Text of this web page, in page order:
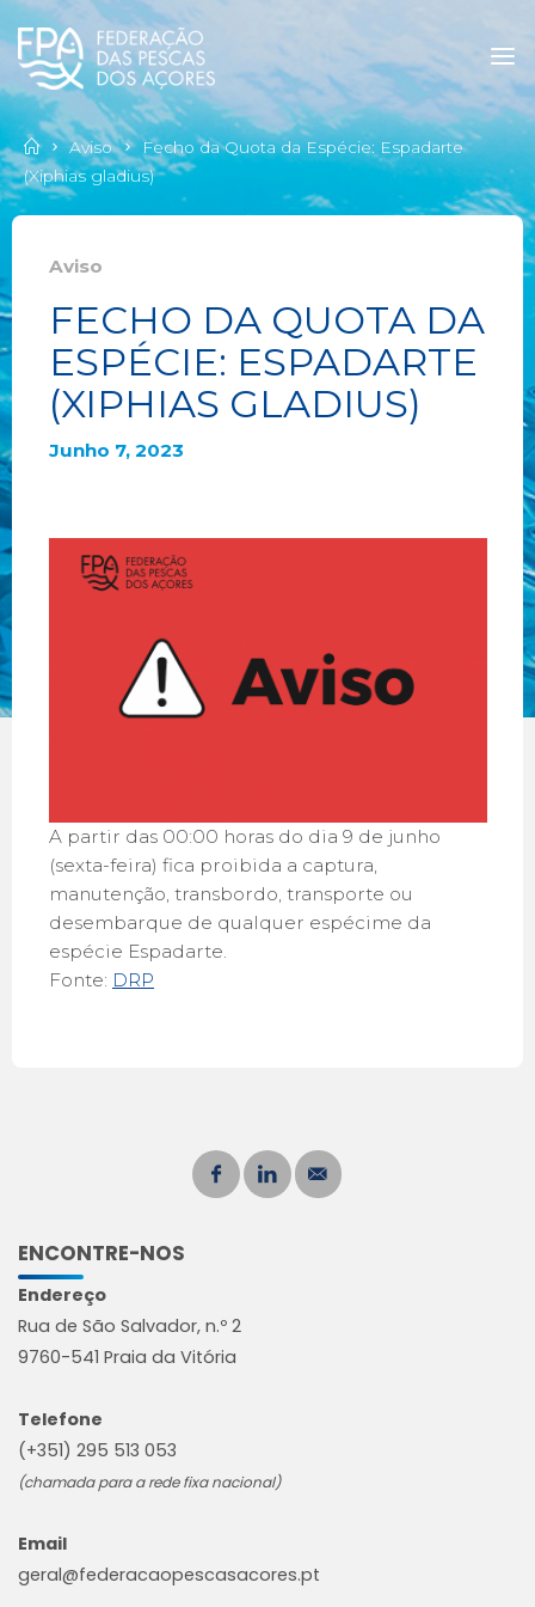
Aviso
Fecho da Quota da Espécie: Espadarte
(Xiphias gladius)
Aviso
FECHO DA QUOTA DA
ESPÉCIE: ESPADARTE
(XIPHIAS GLADIUS)
Junho 7, 2023
A partir das 00:00 horas do dia 9 de junho
(sexta-feira) fica proibida a captura,
manutenção, transbordo, transporte ou
desembarque de qualquer espécime da
espécie Espadarte.
Fonte: DRP
ENCONTRE-NOS
Endereço
Rua de São Salvador, n.º 2
9760-541 Praia da Vitória
Telefone
(+351) 295 513 053
(chamada para a rede fixa nacional)
Email
geral@federacaopescasacores.pt